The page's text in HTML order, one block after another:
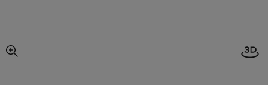
agrandissement